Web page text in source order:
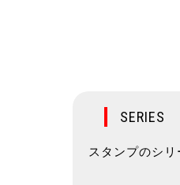
SERIES
スタンプのシリ